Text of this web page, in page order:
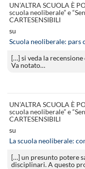
UN’ALTRA SCUOLA È
scuola neoliberale” e
CARTESENSIBILI
su
Scuola neoliberale: pars
[…] si veda la recensione
Va notato…
UN’ALTRA SCUOLA È
scuola neoliberale” e
CARTESENSIBILI
su
La scuola neoliberale:
[…] un presunto potere
disciplinari. A questo